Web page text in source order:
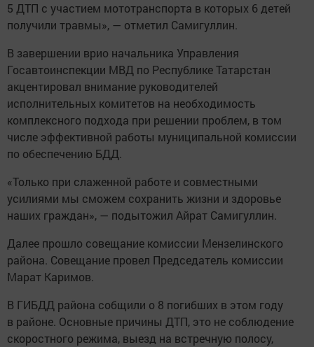
5 ДТП с участием мототранспорта в которых 6 детей
получили травмы», — отметил Самигуллин.
В завершении врио начальника Управления
Госавтоинспекции МВД по Республике Татарстан
акцентировал внимание руководителей
исполнительных комитетов на необходимость
комплексного подхода при решении проблем, в том
числе эффективной работы муниципальной комиссии
по обеспечению БДД.
«Только при слаженной работе и совместными
усилиями мы сможем сохранить жизни и здоровье
наших граждан», — подытожил Айрат Самигуллин.
Далее прошло совещание комиссии Мензелинского
района. Совещание провел Председатель комиссии
Марат Каримов.
В ГИБДД района собщили о 8 погибших в этом году
в районе. Основные причины ДТП, это не соблюдение
скоростного режима, выезд на встречную полосу,